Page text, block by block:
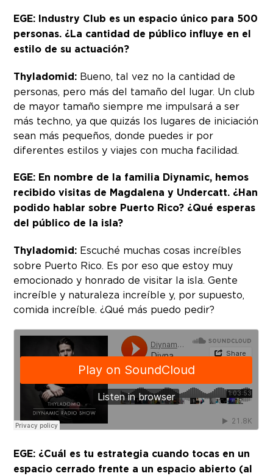
EGE: Industry Club es un espacio único para 500
personas. ¿La cantidad de público influye en el
estilo de su actuación?
Thyladomid: Bueno, tal vez no la cantidad de
personas, pero más del tamaño del lugar. Un club
de mayor tamaño siempre me impulsará a ser
más techno, ya que quizás los lugares de iniciación
sean más pequeños, donde puedes ir por
diferentes estilos y viajes con mucha facilidad.
EGE: En nombre de la familia Diynamic, hemos
recibido visitas de Magdalena y Undercatt. ¿Han
podido hablar sobre Puerto Rico? ¿Qué esperas
del público de la isla?
Thyladomid: Escuché muchas cosas increíbles
sobre Puerto Rico. Es por eso que estoy muy
emocionado y honrado de visitar la isla. Gente
increíble y naturaleza increíble y, por supuesto,
comida increíble. ¿Qué más puedo pedir?
EGE: ¿Cuál es tu estrategia cuando tocas en un
espacio cerrado frente a un espacio abierto (al